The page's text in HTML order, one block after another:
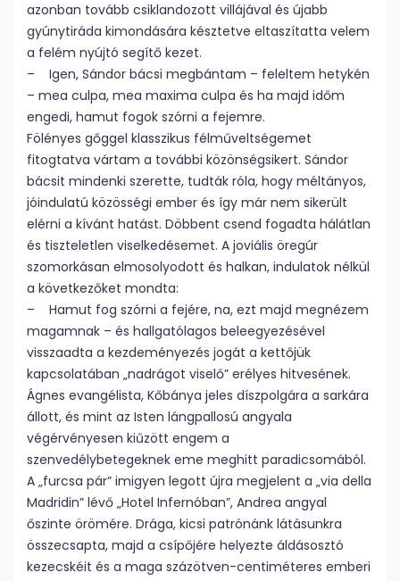
azonban tovább csiklandozott villájával és újabb
gyúnytiráda kimondására késztetve eltaszítatta velem
a felém nyújtó segítő kezet.
– Igen, Sándor bácsi megbántam – feleltem hetykén
– mea culpa, mea maxima culpa és ha majd időm
engedi, hamut fogok szórni a fejemre.
Fölényes gőggel klasszikus félműveltségemet
fitogtatva vártam a további közönségsikert. Sándor
bácsit mindenki szerette, tudták róla, hogy méltányos,
jóindulatú közösségi ember és így már nem sikerült
elérni a kívánt hatást. Döbbent csend fogadta hálátlan
és tiszteletlen viselkedésemet. A joviális öregúr
szomorkásan elmosolyodott és halkan, indulatok nélkül
a következőket mondta:
– Hamut fog szórni a fejére, na, ezt majd megnézem
magamnak – és hallgatólagos beleegyezésével
visszaadta a kezdeményezés jogát a kettőjük
kapcsolatában „nadrágot viselő” erélyes hitvesének.
Ágnes evangélista, Kőbánya jeles díszpolgára a sarkára
állott, és mint az Isten lángpallosú angyala
végérvényesen kiűzött engem a
szenvedélybetegeknek eme meghitt paradicsomából.
A „furcsa pár” imigyen legott újra megjelent a „via della
Madridin” lévő „Hotel Infernóban”, Andrea angyal
őszinte örömére. Drága, kicsi patrónánk látásunkra
összecsapta, majd a csípőjére helyezte áldásosztó
kezecskéit és a maga százötven-centiméteres emberi